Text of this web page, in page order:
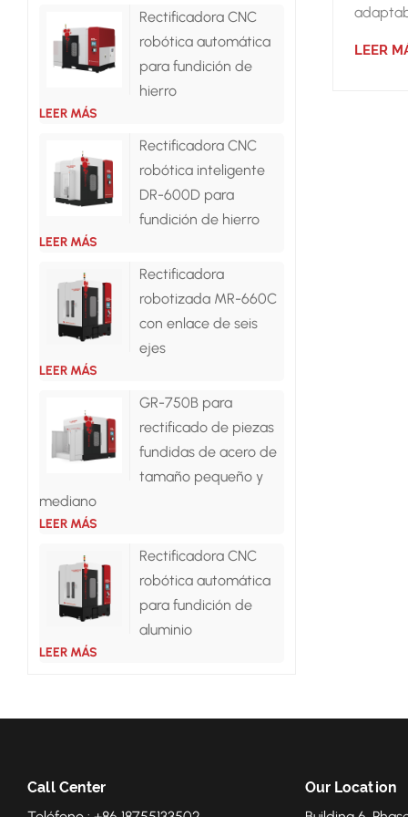
Rectificadora CNC
robótica automática
para fundición de
hierro
LEER MÁS
Rectificadora CNC
robótica inteligente
DR-600D para
fundición de hierro
LEER MÁS
Rectificadora
robotizada MR-660C
con enlace de seis
ejes
LEER MÁS
GR-750B para
rectificado de piezas
fundidas de acero de
tamaño pequeño y
mediano
LEER MÁS
Rectificadora CNC
robótica automática
para fundición de
aluminio
LEER MÁS
tamaño
LEER
Call Center
Our Location